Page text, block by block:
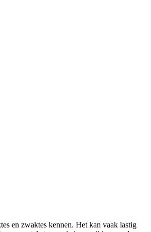
en zwaktes kennen. Het kan vaak lastig